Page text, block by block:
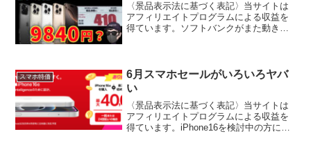
〈景品表示法に基づく表記〉当サイトは
アフィリエイトプログラムによる収益を
得ています。ソフトバンクがまた動きま
は見逃...
スマホ特価
6月スマホセールがいろいろヤバ
い
〈景品表示法に基づく表記〉当サイトは
アフィリエイトプログラムによる収益を
得ています。iPhone16を検討中の方に朗